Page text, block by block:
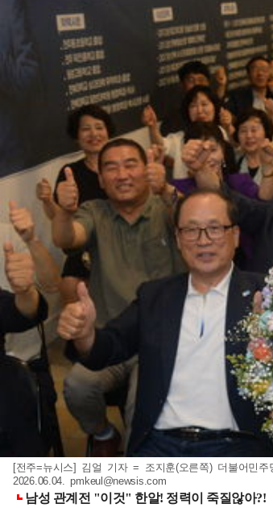
[전주=뉴시스] 김얼 기자 = 조지훈(오른쪽) 더불어민
2026.06.04.pmkeul@newsis.com